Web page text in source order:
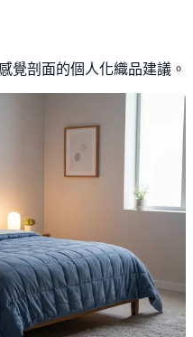
覺剖面的個人化織品建議 。